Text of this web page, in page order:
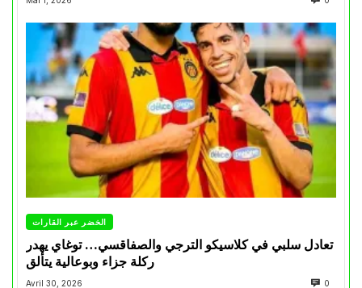
الخضر عبر القارات
تعادل سلبي في كلاسيكو الترجي والصفاقسي… توغاي يهدر
ركلة جزاء وبوعالية يتألق
Avril 30, 2026 0